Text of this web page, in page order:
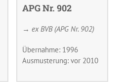
APG Nr. 902
→ ex BVB (APG Nr. 902)
Übernahme: 1996
Ausmusterung: vor 2010